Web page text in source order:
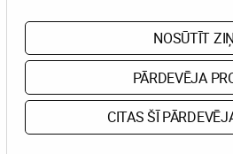
NOSŪTĪT
PĀRDEVĒJA
CITAS ŠĪ